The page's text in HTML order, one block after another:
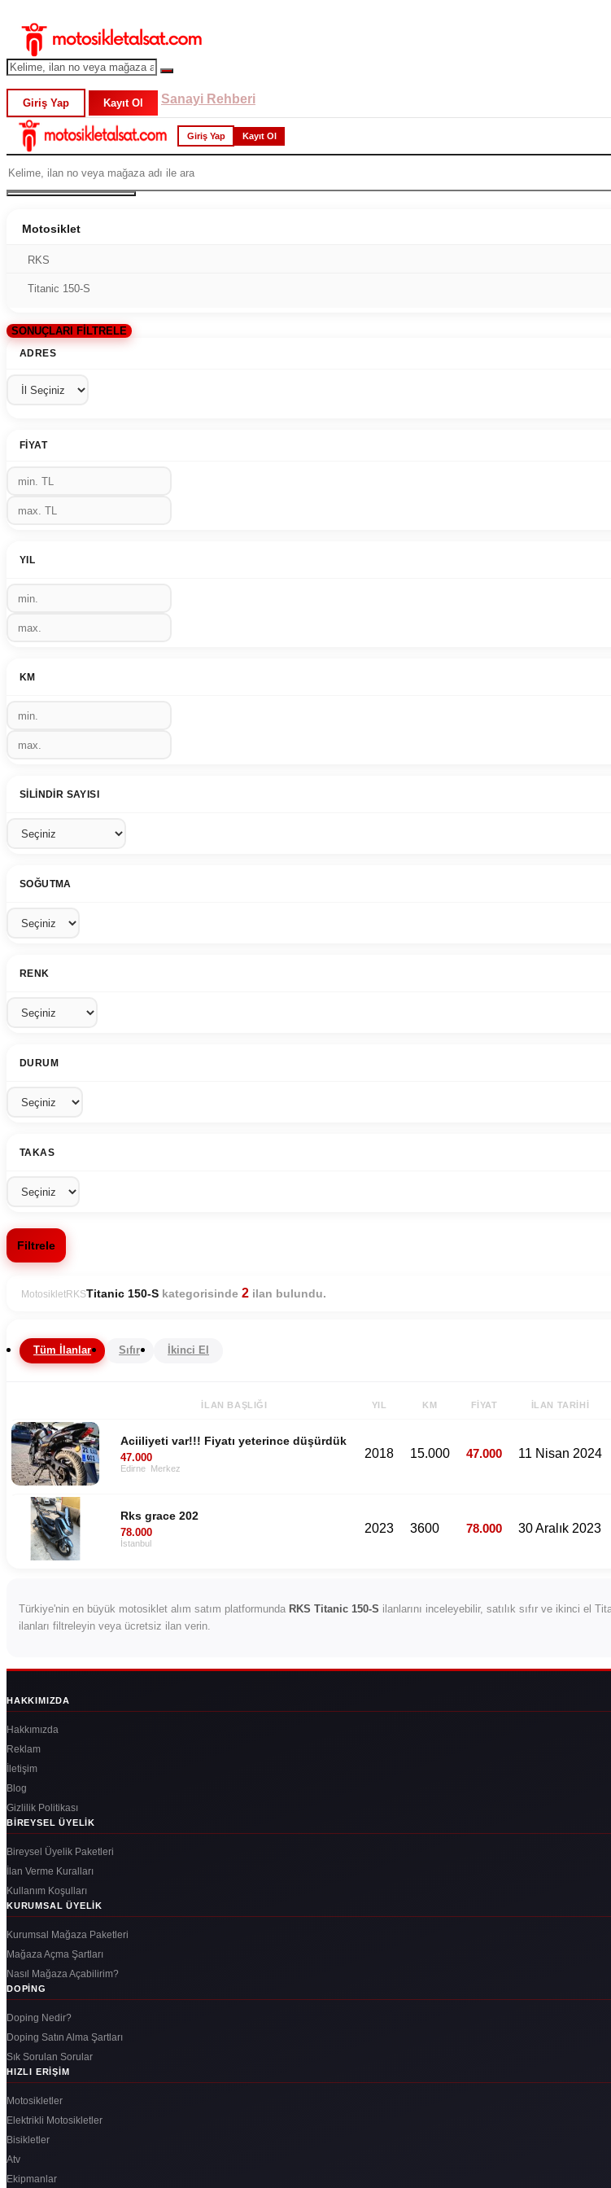
Giriş Yap Kayıt Ol Sanayi Rehberi
Giriş Yap Kayıt Ol
Motosiklet
RKS
Titanic 150-S
SONUÇLARI FİLTRELE
ADRES
FIYAT
YIL
KM
SILINDIR SAYISI
SOĞUTMA
RENK
DURUM
TAKAS
Filtrele
MotosikletRKSTitanic 150-S kategorisinde 2 ilan bulundu.
Tüm İlanlar Sıfır İkinci El
İLAN BAŞLIĞI YIL KM FIYAT İLAN TARIHI
Aciiliyeti var!!! Fiyatı yeterince düşürdük
47.000
Edirne Merkez
2018 15.000 47.000 11 Nisan 2024
Rks grace 202
78.000
İstanbul
2023 3600 78.000 30 Aralık 2023
Türkiye'nin en büyük motosiklet alım satım platformunda RKS Titanic 150-S ilanlarını inceleyebilir, satılık sıfır ve ikinci el
ilanları filtreleyin veya ücretsiz ilan verin.
HAKKIMIZDA
Hakkımızda
Reklam
İletişim
Blog
Gizlilik Politikası
BIREYSEL ÜYELIK
Bireysel Üyelik Paketleri
İlan Verme Kuralları
Kullanım Koşulları
KURUMSAL ÜYELIK
Kurumsal Mağaza Paketleri
Mağaza Açma Şartları
Nasıl Mağaza Açabilirim?
DOPING
Doping Nedir?
Doping Satın Alma Şartları
Sık Sorulan Sorular
HIZLI ERIŞIM
Motosikletler
Elektrikli Motosikletler
Bisikletler
Atv
Ekipmanlar